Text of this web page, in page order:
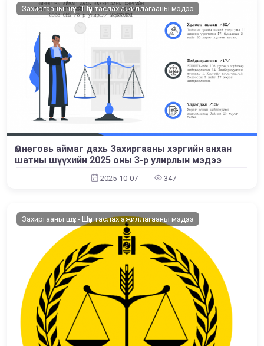
Захиргааны шүүх - Шүүн таслах ажиллагааны мэдээ
Өмнөговь аймаг дахь Захиргааны хэргийн анхан
шатны шүүхийн 2025 оны 3-р улирлын мэдээ
2025-10-07 347
Захиргааны шүүх - Шүүн таслах ажиллагааны мэдээ